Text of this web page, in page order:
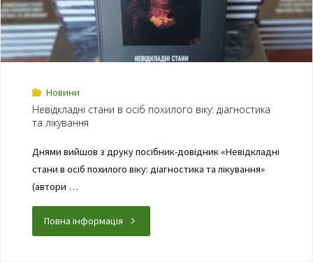
Новини
Невідкладні стани в осіб похилого віку: діагностика
та лікування
Днями вийшов з друку посібник-довідник «Невідкладні
стани в осіб похилого віку: діагностика та лікування»
(автори …
Повна інформація